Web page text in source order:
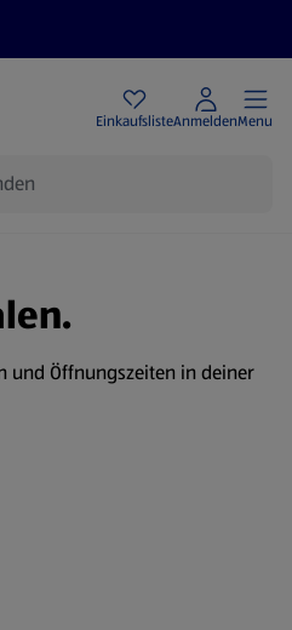
EinkaufslisteAnmeldenMenu
und Öffnungszeiten in deiner